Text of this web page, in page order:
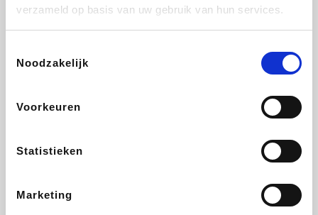
verzameld op basis van uw gebruik van hun services.
Noodzakelijk
Voorkeuren
Statistieken
Marketing
Brussels Airlines
EuroGifts Get Your Guide